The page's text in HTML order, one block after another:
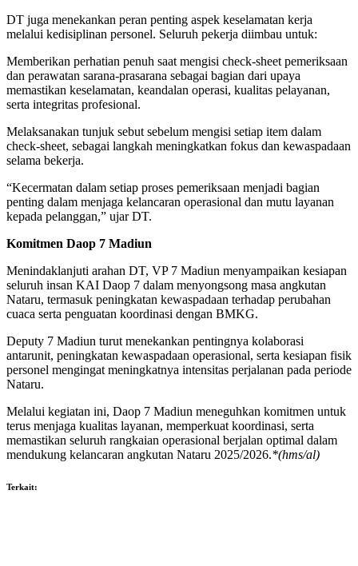
DT juga menekankan peran penting aspek keselamatan kerja
melalui kedisiplinan personel. Seluruh pekerja diimbau untuk:
Memberikan perhatian penuh saat mengisi check-sheet pemeriksaan
dan perawatan sarana-prasarana sebagai bagian dari upaya
memastikan keselamatan, keandalan operasi, kualitas pelayanan,
serta integritas profesional.
Melaksanakan tunjuk sebut sebelum mengisi setiap item dalam
check-sheet, sebagai langkah meningkatkan fokus dan kewaspadaan
selama bekerja.
“Kecermatan dalam setiap proses pemeriksaan menjadi bagian
penting dalam menjaga kelancaran operasional dan mutu layanan
kepada pelanggan,” ujar DT.
Komitmen Daop 7 Madiun
Menindaklanjuti arahan DT, VP 7 Madiun menyampaikan kesiapan
seluruh insan KAI Daop 7 dalam menyongsong masa angkutan
Nataru, termasuk peningkatan kewaspadaan terhadap perubahan
cuaca serta penguatan koordinasi dengan BMKG.
Deputy 7 Madiun turut menekankan pentingnya kolaborasi
antarunit, peningkatan kewaspadaan operasional, serta kesiapan fisik
personel mengingat meningkatnya intensitas perjalanan pada periode
Nataru.
Melalui kegiatan ini, Daop 7 Madiun meneguhkan komitmen untuk
terus menjaga kualitas layanan, memperkuat koordinasi, serta
memastikan seluruh rangkaian operasional berjalan optimal dalam
mendukung kelancaran angkutan Nataru 2025/2026.*(hms/al)
Terkait: